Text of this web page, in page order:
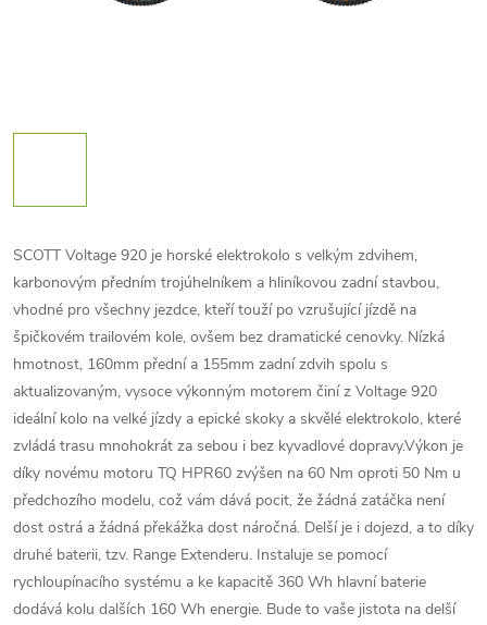
SCOTT Voltage 920 je horské elektrokolo s velkým zdvihem,
karbonovým předním trojúhelníkem a hliníkovou zadní stavbou,
vhodné pro všechny jezdce, kteří touží po vzrušující jízdě na
špičkovém trailovém kole, ovšem bez dramatické cenovky. Nízká
hmotnost, 160mm přední a 155mm zadní zdvih spolu s
aktualizovaným, vysoce výkonným motorem činí z Voltage 920
ideální kolo na velké jízdy a epické skoky a skvělé elektrokolo, které
zvládá trasu mnohokrát za sebou i bez kyvadlové dopravy.Výkon je
díky novému motoru TQ HPR60 zvýšen na 60 Nm oproti 50 Nm u
předchozího modelu, což vám dává pocit, že žádná zatáčka není
dost ostrá a žádná překážka dost náročná. Delší je i dojezd, a to díky
druhé baterii, tzv. Range Extenderu. Instaluje se pomocí
rychloupínacího systému a ke kapacitě 360 Wh hlavní baterie
dodává kolu dalších 160 Wh energie. Bude to vaše jistota na delší